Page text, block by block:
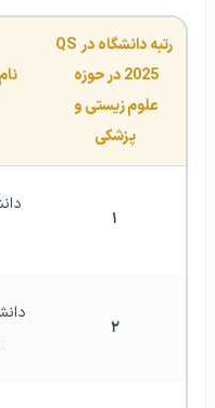
رتبه دانشگاه در QS
پزشکی
۱
۲